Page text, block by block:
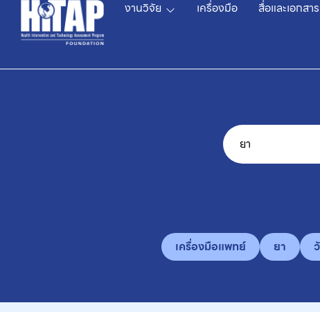
งานวิจัย เครื่องมือ สื่อและเอกสาร
เครื่องมือแพทย์ ยา